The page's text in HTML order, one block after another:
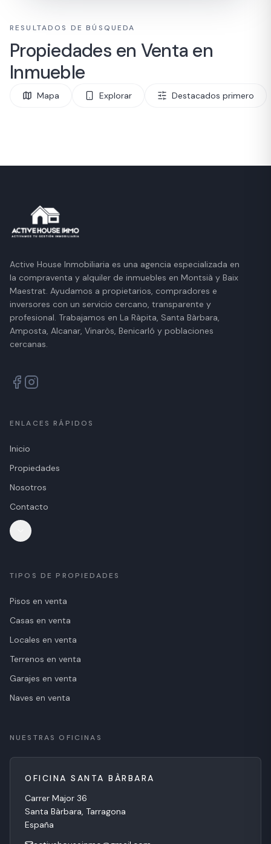
RESULTADOS DE BÚSQUEDA
Propiedades en Venta en
Inmueble
Mapa Explorar Destacados primero
Active House Inmobiliaria es una agencia especializada en
la compraventa y alquiler de inmuebles en Montsià y Baix
Maestrat. Ayudamos a propietarios, compradores e
inversores con un servicio cercano, transparente y
profesional. Trabajamos en La Ràpita, Santa Bàrbara,
Amposta, Alcanar, Vinaròs, Benicarló y poblaciones
cercanas.
ENLACES RÁPIDOS
Inicio
Propiedades
Nosotros
Contacto
TIPOS DE PROPIEDADES
Pisos en venta
Casas en venta
Locales en venta
Terrenos en venta
Garajes en venta
Naves en venta
NUESTRAS OFICINAS
OFICINA SANTA BÀRBARA
Carrer Major 36
Santa Bàrbara, Tarragona
España